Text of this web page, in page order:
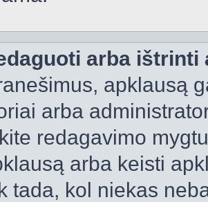
arba ištrinti
apklausą
arba
redagavimo
arba keisti
tada, kol niekas